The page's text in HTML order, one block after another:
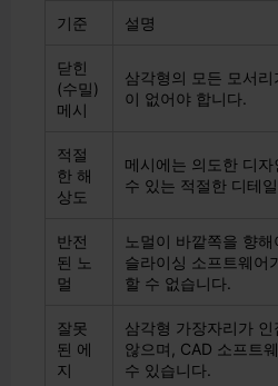
기준
설명
닫힌
(수밀)
메시
삼각형의 모든 모서
이 없어야 합니다.
적절
한 해
상도
메시에는 의도한 디
수 있는 적절한 디테
반전
된 노
멀
노멀이 바깥쪽을 향
슬라이싱 소프트웨어
할 수 없습니다.
잘못
된 에
지
삼각형 가장자리가
않으며, CAD 소프트
수 있습니다.